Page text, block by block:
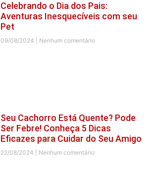
Celebrando o Dia dos Pais:
Aventuras Inesquecíveis com seu
Pet
09/08/2024 Nenhum comentário
Seu Cachorro Está Quente? Pode
Ser Febre! Conheça 5 Dicas
Eficazes para Cuidar do Seu Amigo
22/08/2024 Nenhum comentário